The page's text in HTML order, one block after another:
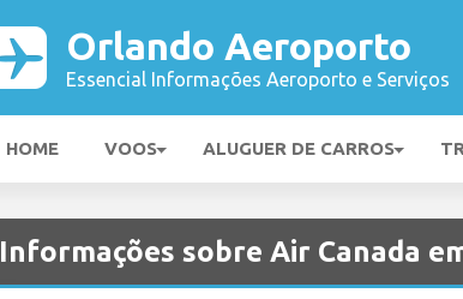
Orlando Aeroporto
Essencial Informações Aeroporto e Serviços
HOME VOOS ALUGUER DE CARROS
Informações sobre Air Canada